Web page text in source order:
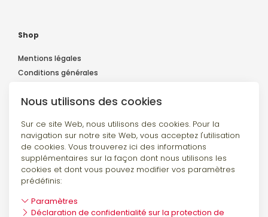
Nous utilisons des cookies
Sur ce site Web, nous utilisons des cookies. Pour la
navigation sur notre site Web, vous acceptez l'utilisation
de cookies. Vous trouverez ici des informations
supplémentaires sur la façon dont nous utilisons les
cookies et dont vous pouvez modifier vos paramètres
prédéfinis:
Paramètres
Déclaration de confidentialité sur la protection de
Shop
Mentions légales
Conditions générales
Expédition et paiement
Suivez-nous